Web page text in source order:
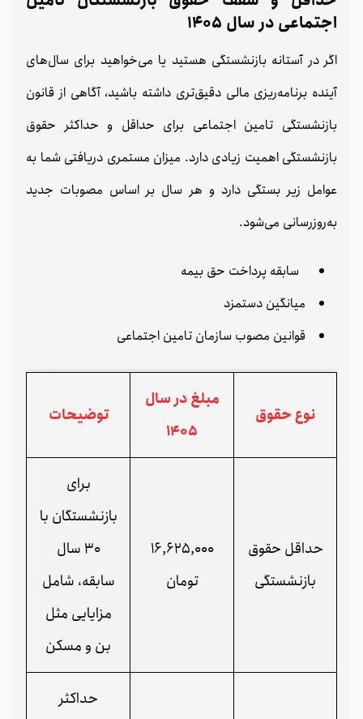
اجتماعی در سال 1405
اگر در آستانه بازنشستگی هستید یا می‌خواهید برای سال‌های
آینده برنامه‌ریزی مالی دقیق‌تری داشته باشید، آگاهی از قانون
بازنشستگی تامین اجتماعی برای حداقل و حداکثر حقوق
بازنشستگی اهمیت زیادی دارد. میزان مستمری دریافتی شما به
عوامل زیر بستگی دارد و هر سال بر اساس مصوبات جدید
به‌روزرسانی می‌شود.
سابقه پرداخت حق بیمه
میانگین دستمزد
قوانین مصوب سازمان تامین اجتماعی
نوع حقوق
مبلغ در سال
1405
توضیحات
حداقل حقوق
بازنشستگی
16,625,000
تومان
برای
بازنشستگان با
30 سال
سابقه، شامل
مزایایی مثل
بن و مسکن
حداکثر